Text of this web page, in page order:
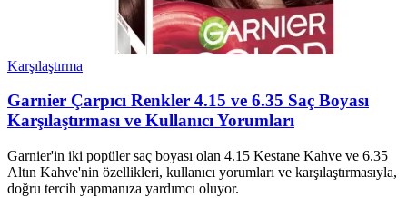
Karşılaştırma
Garnier Çarpıcı Renkler 4.15 ve 6.35 Saç Boyası
Karşılaştırması ve Kullanıcı Yorumları
Garnier'in iki popüler saç boyası olan 4.15 Kestane Kahve ve 6.35
Altın Kahve'nin özellikleri, kullanıcı yorumları ve karşılaştırmasıyla,
doğru tercih yapmanıza yardımcı oluyor.